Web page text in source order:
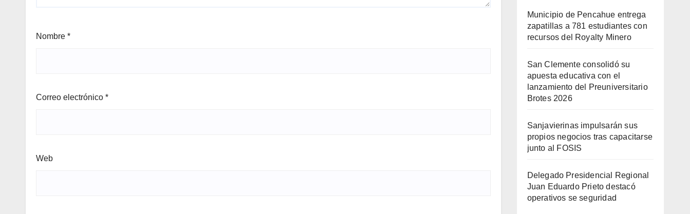
Nombre *
Correo electrónico *
Web
Municipio de Pencahue entrega
zapatillas a 781 estudiantes con
recursos del Royalty Minero
San Clemente consolidó su
apuesta educativa con el
lanzamiento del Preuniversitario
Brotes 2026
Sanjavierinas impulsarán sus
propios negocios tras capacitarse
junto al FOSIS
Delegado Presidencial Regional
Juan Eduardo Prieto destacó
operativos se seguridad